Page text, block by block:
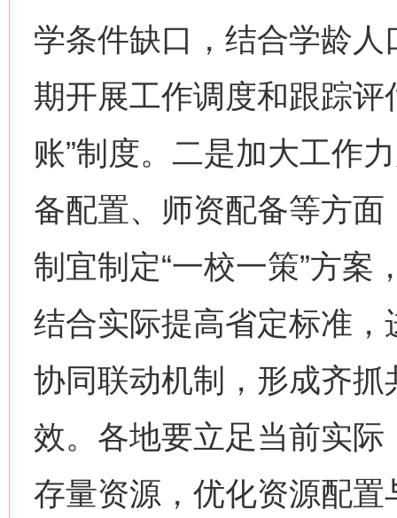
学条件缺口，结合学龄
期开展工作调度和跟踪评
账”制度。二是加大工作
备配置、师资配备等方
制宜制定“一校一策”方案
结合实际提高省定标准
协同联动机制，形成齐
效。各地要立足当前实
存量资源，优化资源配
在谋一域中谋全局
今